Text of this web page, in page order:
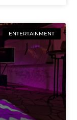
ENTERTAINMENT